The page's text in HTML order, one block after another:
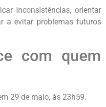
inconsistências, orientar
a evitar problemas futuros
com quem
29 de maio, às 23h59.